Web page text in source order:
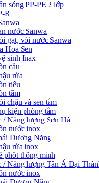
sóng PP-PE 2 lớp
R
nước Sanwa
gạt, vòi nước Sanwa
Hoa Sen
sinh Inax
cầu
rửa
tiểu
tắm
chậu và sen tắm
kiện phòng tắm
/ Năng lượng Sơn Hà
nước inox
Dương Năng
rửa inox
phốt thông minh
/ Năng lượng Tân Á Đại
nước inox